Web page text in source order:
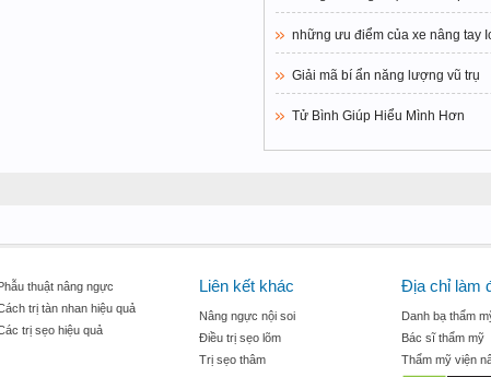
những ưu điểm của xe nâng tay
Giải mã bí ẩn năng lượng vũ trụ
Tử Bình Giúp Hiểu Mình Hơn
thuật nâng ngực
trị tàn nhan hiệu quả
trị sẹo hiệu quả
Liên kết khác
Nâng ngực nội soi
Điều trị sẹo lõm
Trị sẹo thâm
Địa chỉ làm
Danh bạ thẩm
Bác sĩ thẩm mỹ
Thẩm mỹ viện